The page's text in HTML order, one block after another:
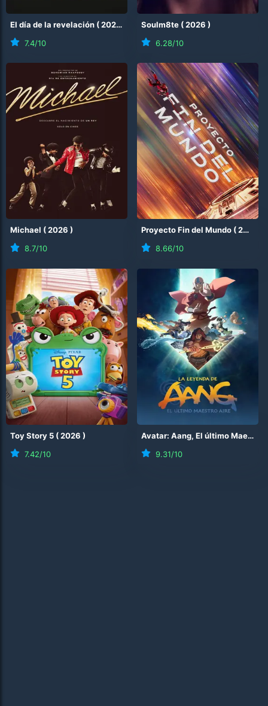
El día de la revelación (2026 )
7.4/10
Soulm8te (2026 )
6.28/10
Michael (2026 )
8.7/10
Proyecto Fin del Mundo (2026
8.66/10
Toy Story 5 (2026 )
7.42/10
Avatar: Aang, El último Maestro Aire
9.31/10